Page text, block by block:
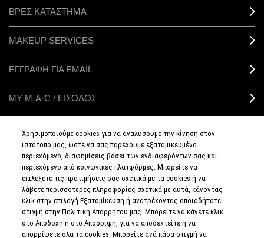
ΒΡΕΣ ΚΑΤΑΣΤΗΜΑ
MAKEUP SERVICES
ΕΓΓΡΑΦΗ ΓΙΑ EMAIL
ΜΥ M·A·C / ΕΙΣΟΔΟΣ
ΣΥΝΔΕΘΕΙΤΕ
ΠΟΛΙΤΙΚΗ
ΑΠΟΡΡΗΤΟΥ
ΟΡΟΙ &
Χρησιμοποιούμε cookies για να αναλύσουμε την κίνηση στον
ιστότοπό μας, ώστε να σας παρέχουμε εξατομικευμένο
περιεχόμενο, διαφημίσεις βάσει των ενδιαφερόντων σας και
περιεχόμενο από κοινωνικές πλατφόρμες. Μπορείτε να
επιλέξετε τις προτιμήσεις σας σχετικά με τα cookies ή να
λάβετε περισσότερες πληροφορίες σχετικά με αυτά, κάνοντας
κλικ στην επιλογή Εξατομίκευση ή ανατρέχοντας οποιαδήποτε
στιγμή στην Πολιτική Απορρήτου μας. Μπορείτε να κάνετε κλικ
στο Αποδοχή ή στο Απόρριψη, για να αποδεχτείτε ή να
απορρίψετε όλα τα cookies. Μπορείτε ανά πάσα στιγμή να